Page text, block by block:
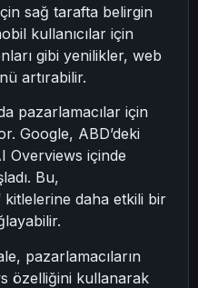
sağ tarafta belirgin
kullanıcılar için
gibi yenilikler, web
artırabilir.
pazarlamacılar için
Google, ABD’deki
Overviews içinde
Bu,
kitlelerine daha etkili bir
pazarlamacıların
özelliğini kullanarak